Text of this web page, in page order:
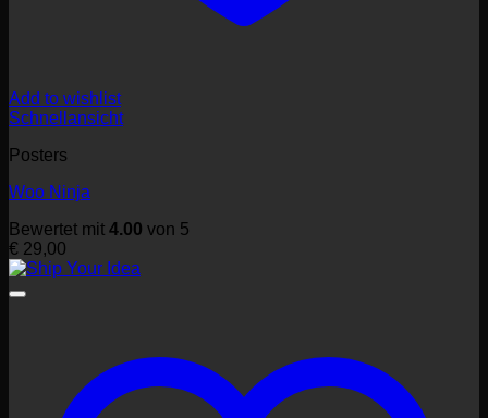
Add to wishlist
Schnellansicht
Posters
Woo Ninja
Bewertet mit 4.00 von 5
€ 29,00